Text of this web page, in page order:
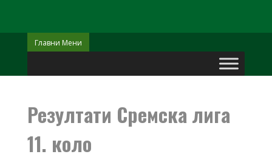
Главни Мени
Резултати Сремска лига
11. коло